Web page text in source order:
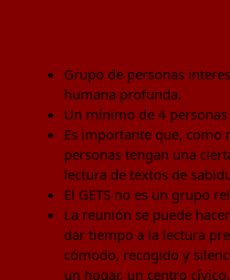
Grupo de personas
humana profunda.
Un mínimo de 4
Es importante que, como
personas tengan una
lectura de textos de
El GETS no es un grupo
La reunión se puede
dar tiempo a la lectura
cómodo, recogido y
un hogar, un centro